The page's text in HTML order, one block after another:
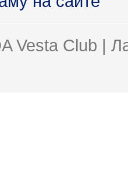
Vesta Club |